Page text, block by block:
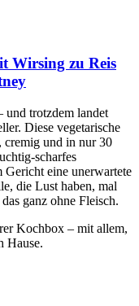
Wirsing zu Reis
und trotzdem landet
Diese vegetarische
cremig und in nur 30
scharfes
eine unerwartete
die Lust haben, mal
ganz ohne Fleisch.
Kochbox – mit allem,
Hause.